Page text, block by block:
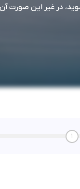
در غیر این صورت آن
1